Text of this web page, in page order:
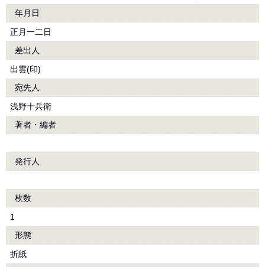
年月日
正月一二日
差出人
出雲(印)
宛先人
浅野十兵衛
著者・編者
発行人
枚数
1
形態
折紙